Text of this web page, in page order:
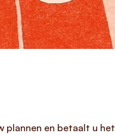
plannen en betaalt u het